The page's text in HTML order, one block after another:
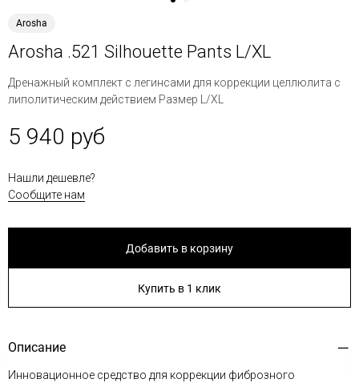
Arosha
Arosha .521 Silhouette Pants L/XL
Дренажный комплект с легинсами для коррекции целлюлита с
липолитическим действием Размер L/XL
5 940 руб
Нашли дешевле?
Сообщите нам
Добавить в корзину
Купить в 1 клик
Описание
Инновационное средство для коррекции фиброзного